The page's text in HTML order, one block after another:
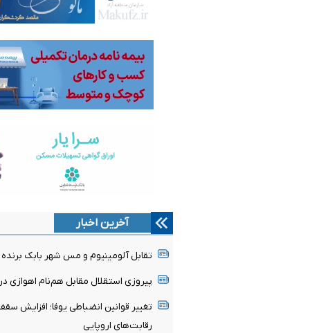
آخرین اخبار
تقابل آلومینیوم و مس شهر بابک
پیروزی استقلال مقابل هم‌نام اهوازی
تغییر قوانین انضباطی یوفا؛ افزایش
رقابت‌های اروپایی